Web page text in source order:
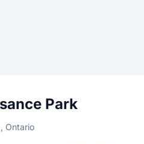
Park
Ontario